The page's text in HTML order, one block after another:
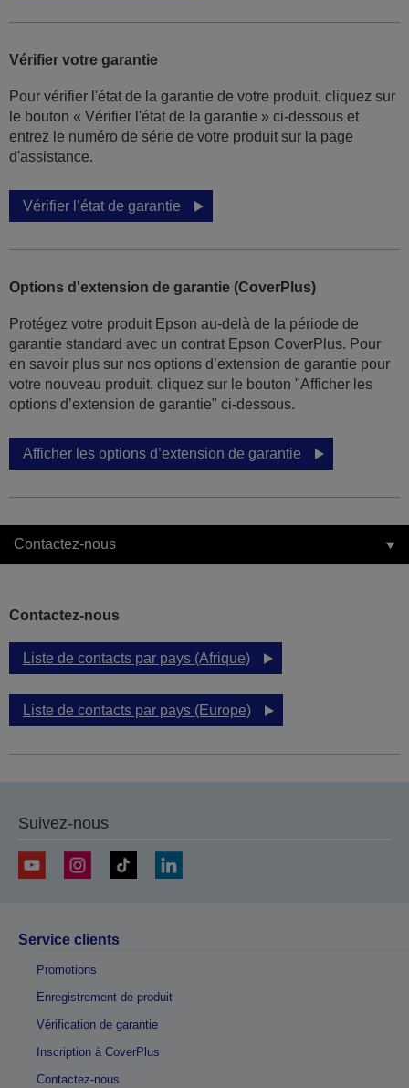
Vérifier votre garantie
Pour vérifier l'état de la garantie de votre produit, cliquez sur
le bouton « Vérifier l'état de la garantie » ci-dessous et
entrez le numéro de série de votre produit sur la page
d'assistance.
Vérifier l’état de garantie
Options d'extension de garantie (CoverPlus)
Protégez votre produit Epson au-delà de la période de
garantie standard avec un contrat Epson CoverPlus. Pour
en savoir plus sur nos options d’extension de garantie pour
votre nouveau produit, cliquez sur le bouton "Afficher les
options d’extension de garantie" ci-dessous.
Afficher les options d’extension de garantie
Contactez-nous
Contactez-nous
Liste de contacts par pays (Afrique)
Liste de contacts par pays (Europe)
Suivez-nous
Service clients
Promotions
Enregistrement de produit
Vérification de garantie
Inscription à CoverPlus
Contactez-nous